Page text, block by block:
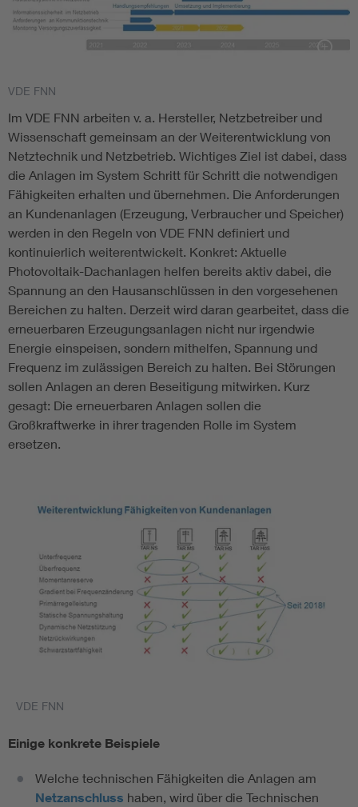
VDE FNN
Im VDE FNN arbeiten v. a. Hersteller, Netzbetreiber und
Wissenschaft gemeinsam an der Weiterentwicklung von
Netztechnik und Netzbetrieb. Wichtiges Ziel ist dabei, dass
die Anlagen im System Schritt für Schritt die notwendigen
Fähigkeiten erhalten und übernehmen. Die Anforderungen
an Kundenanlagen (Erzeugung, Verbraucher und Speicher)
werden in den Regeln von VDE FNN definiert und
kontinuierlich weiterentwickelt. Konkret: Aktuelle
Photovoltaik-Dachanlagen helfen bereits aktiv dabei, die
Spannung an den Hausanschlüssen in den vorgesehenen
Bereichen zu halten. Derzeit wird daran gearbeitet, dass die
erneuerbaren Erzeugungsanlagen nicht nur irgendwie
Energie einspeisen, sondern mithelfen, Spannung und
Frequenz im zulässigen Bereich zu halten. Bei Störungen
sollen Anlagen an deren Beseitigung mitwirken. Kurz
gesagt: Die erneuerbaren Anlagen sollen die
Großkraftwerke in ihrer tragenden Rolle im System
ersetzen.
VDE FNN
Einige konkrete Beispiele
Welche technischen Fähigkeiten die Anlagen am
Netzanschluss haben, wird über die Technischen